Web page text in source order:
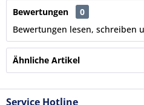
Bewertungen
0
Bewertungen lesen, schreiben
Ähnliche Artikel
Service Hotline